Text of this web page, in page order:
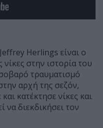
Herlings είναι ο
στην ιστορία του
τραυματισμό
αρχή της σεζόν,
κατέκτησε νίκες και
να διεκδικήσει τον